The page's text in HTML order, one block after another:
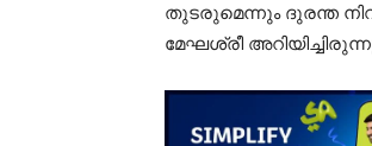
തുടരുമെന്നും ദുരന്ത
മേഘശ്രീ